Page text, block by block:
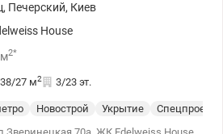
, Печерский, Киев
House
2*
27 м2 3/23 эт.
Новострой Укрытие
Спецпроект